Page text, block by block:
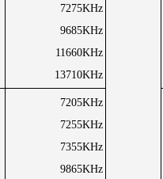
7275KHz
9685KHz
11660KHz
13710KHz
7205KHz
7255KHz
7355KHz
9865KHz